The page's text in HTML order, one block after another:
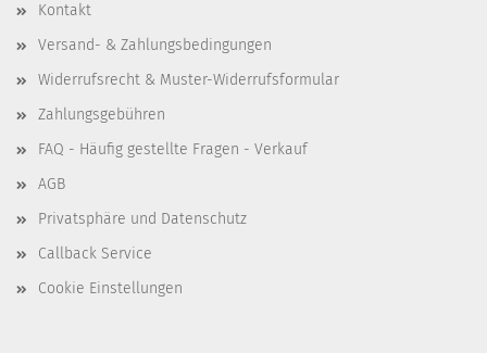
Kontakt
Versand- & Zahlungsbedingungen
Widerrufsrecht & Muster-Widerrufsformular
Zahlungsgebühren
FAQ - Häufig gestellte Fragen - Verkauf
AGB
Privatsphäre und Datenschutz
Callback Service
Cookie Einstellungen